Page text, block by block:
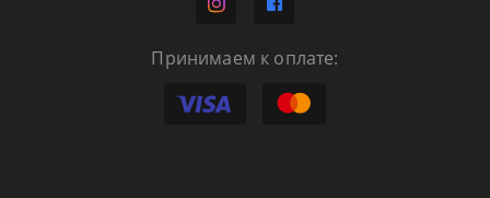
Принимаем к оплате: